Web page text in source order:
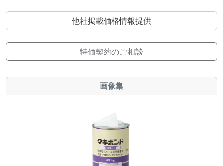
他社掲載価格情報提供
特価契約のご相談
画像集